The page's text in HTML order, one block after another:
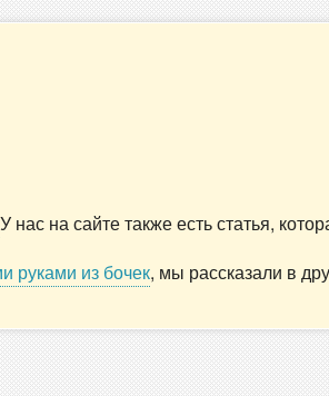
У нас на сайте также есть статья,
руками из бочек, мы рассказали в